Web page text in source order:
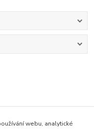
webu, analytické